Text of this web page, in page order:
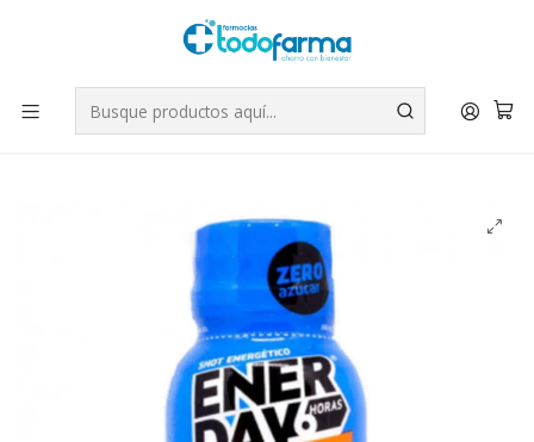
Tus compras tienen envío GRATIS por Rappi - Atención exclusiva
para Chile | WhatsApp +56
Leer más
Inicio Suplementos
Enerday Shot energético actimente 60 ml.